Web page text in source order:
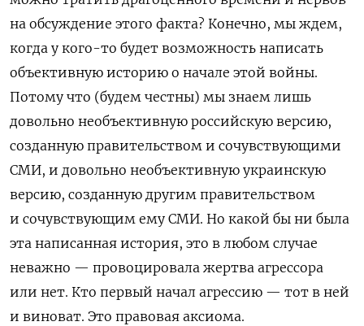
на обсуждение этого факта? Конечно, мы ждем,
когда у кого-то будет возможность написать
объективную историю о начале этой войны.
Потому что (будем честны) мы знаем лишь
довольно необъективную российскую версию,
созданную правительством и сочувствующими
СМИ, и довольно необъективную украинскую
версию, созданную другим правительством
и сочувствующим ему СМИ. Но какой бы ни была
эта написанная история, это в любом случае
неважно — провоцировала жертва агрессора
или нет. Кто первый начал агрессию — тот в ней
и виноват. Это правовая аксиома.